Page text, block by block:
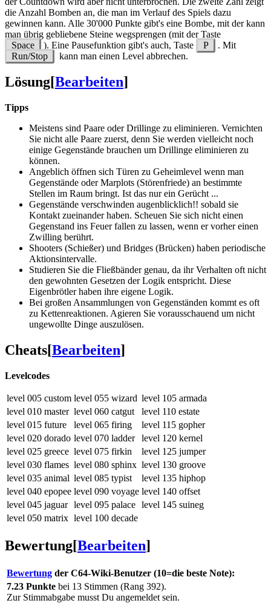
die Anzahl Bomben an, die man im Verlauf des Spiels dazu
gewinnen kann. Alle 30'000 Punkte gibt's eine Bombe, mit der kann
man übrig gebliebene Steine wegsprengen (mit der Taste
Space
). Eine Pausefunktion gibt's auch, Taste P
. Mit
Run/Stop
kann man einen Level abbrechen.
Lösung[Bearbeiten]
Tipps
Meistens sind Paare oder Drillinge zu eliminieren. Vernichten
Sie nicht alle Paare zuerst, denn Sie werden vielleicht noch
einige Gegenstände brauchen um Drillinge eliminieren zu
können.
Angeblich öffnen sich Türen zu Geheimlevel wenn man
Gegenstände oder Marplots (Störenfriede) an bestimmte
Stellen im Raum bringt. Ist das nur ein Gerücht ...
Gegenstände verschwinden augenblicklich!! sobald sie
Kontakt zueinander haben. Scheuen Sie sich nicht einen
Gegenstand ins Feuer fallen zu lassen, wenn er vorher einen
Zwilling berührt.
Shooters (Schießer) und Bridges (Brücken) haben periodische
Aktionsintervalle.
Studieren Sie die Fließbänder genau, da ihr Verhalten oft nicht
den gewohnten Gesetzen der Logik entspricht. Diese
Eigenbrötler haben ihre eigene Logik.
Bei großen Ansammlungen von Gegenständen kommt es oft
zu Kettenreaktionen. Agieren Sie vorausschauend um nicht
ungewollte Dinge auszulösen.
Cheats[Bearbeiten]
Levelcodes
level 005 custom level 055 wizard level 105 armada
level 010 master level 060 catgut
level 110 estate
level 015 future
level 065 firing
level 115 gopher
level 020 dorado level 070 ladder
level 120 kernel
level 025 greece level 075 firkin
level 125 jumper
level 030 flames level 080 sphinx level 130 groove
level 035 animal level 085 typist
level 135 hiphop
level 040 epopee level 090 voyage level 140 offset
level 045 jaguar level 095 palace level 145 suineg
level 050 matrix level 100 decade
Bewertung[Bearbeiten]
Bewertung der C64-Wiki-Benutzer (10=die beste Note):
7.23 Punkte bei 13 Stimmen (Rang 392).
Zur Stimmabgabe musst Du angemeldet sein.